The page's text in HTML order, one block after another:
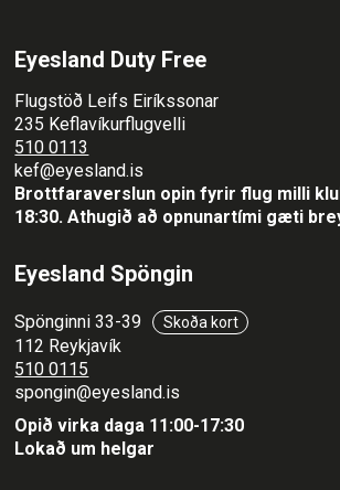
Eyesland Duty Free
Flugstöð Leifs Eiríkssonar
235 Keflavíkurflugvelli
510 0113
kef@eyesland.is
Brottfaraverslun opin fyrir flug milli
18:30.Athugið að opnunartími gæti
Eyesland Spöngin
Spönginni 33-39 Skoða kort
112 Reykjavík
510 0115
spongin@eyesland.is
Opið virka daga 11:00-17:30
Lokað um helgar